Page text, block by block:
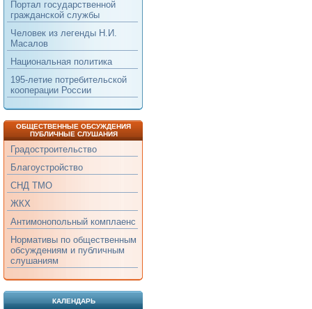
Портал государственной
гражданской службы
Человек из легенды Н.И.
Масалов
Национальная политика
195-летие потребительской
кооперации России
ОБЩЕСТВЕННЫЕ ОБСУЖДЕНИЯ
ПУБЛИЧНЫЕ СЛУШАНИЯ
Градостроительство
Благоустройство
СНД ТМО
ЖКХ
Антимонопольный комплаенс
Нормативы по общественным
обсуждениям и публичным
слушаниям
КАЛЕНДАРЬ